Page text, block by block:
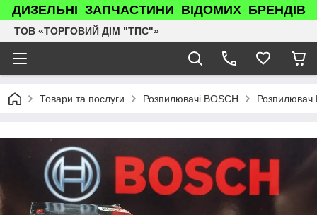
ДИЗЕЛЬНІ ЗАПЧАСТИНИ ВІДОМИХ БРЕНДІВ
ТОВ «ТОРГОВИЙ ДІМ "ТПС"»
Товари та послуги Розпилювачі BOSCH Розпилювач